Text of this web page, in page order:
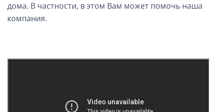
дома. В частности, в этом Вам может помочь наша
компания.